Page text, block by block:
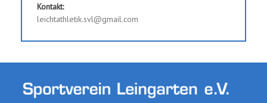
Kontakt:
leichtathletik.svl@gmail.com